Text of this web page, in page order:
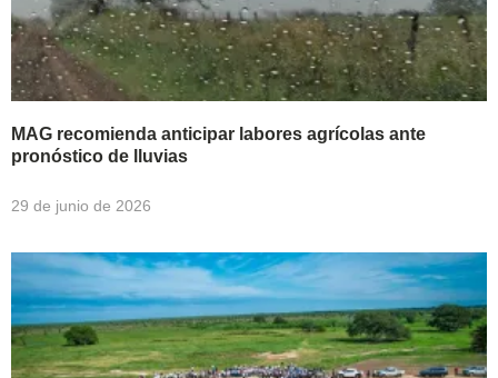
MAG recomienda anticipar labores agrícolas ante
pronóstico de lluvias
29 de junio de 2026